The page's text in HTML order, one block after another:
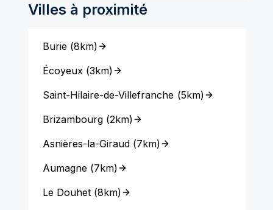
Villes à proximité
Burie(8km)
Écoyeux(3km)
Saint-Hilaire-de-Villefranche (5km)
Brizambourg(2km)
Asnières-la-Giraud(7km)
Aumagne(7km)
Le Douhet(8km)